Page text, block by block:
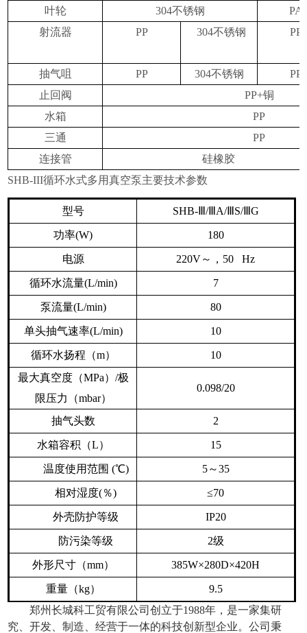
叶轮 304不锈钢
PA
射流器
PP 304不锈钢 PP
抽气咀 PP 304不锈钢
PP
止回阀
PP+铜
水箱
PP
三通
PP
连接管
硅橡胶
SHB-III循环水式多用真空泵主要技术参数
型号 SHB-Ⅲ /Ⅲ A/Ⅲ S/Ⅲ G
功率(W) 180
电源 220V～， 50 Hz
循环水流量(L/min) 7
泵流量(L/min) 80
单头抽气速率(L/min) 10
循环水扬程（m）
10
最大真空度（MPa） /极
限压力（mbar）
0.098/20
抽气头数 2
水箱容积（L） 15
温度使用范围 (℃) 5～35
相对湿度(％) ≤70
外壳防护等级 IP20
防污染等级 2级
外形尺寸（mm） 385W×280D×420H
重量（kg）
9.5
郑州长城科工贸有限公司创立于1988年，是一家集研
究、开发、制造、经营于一体的科技创新型企业。公司秉